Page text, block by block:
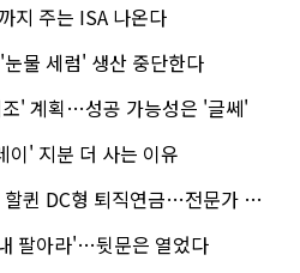
지 주는 ISA 나온다
눈물 세럼' 생산 중단한다
' 계획…성공 가능성은 '글쎄'
이' 지분 더 사는 이유
DC형 퇴직연금…전문가 조언은
팔아라'…뒷문은 열었다